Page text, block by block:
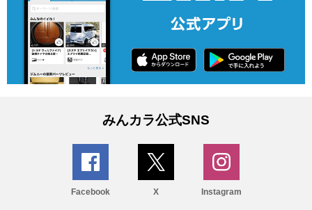
みんカラ公式SNS
Facebook X Instagram